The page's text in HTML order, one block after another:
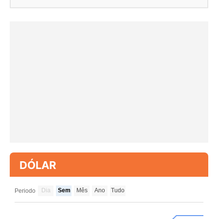
DÓLAR
Periodo Dia Sem Mês Ano Tudo